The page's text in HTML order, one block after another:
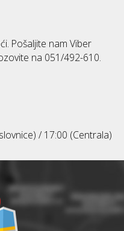
Pošaljite nam Viber
na 051/492-610.
/ 17:00 (Centrala)